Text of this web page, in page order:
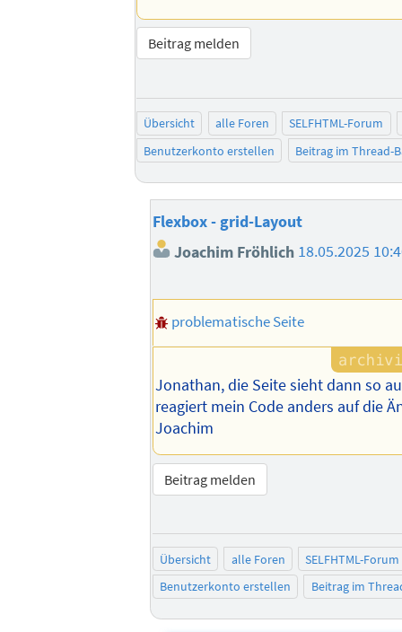
Beitrag melden
Übersicht alle Foren
SELFHTML-Forum
Benutzerkonto erstellen
Beitrag im Thread-
Flexbox - grid-Layout
Joachim Fröhlich 18.05.2025
problematische Seite
Jonathan, die Seite sieht dann so
reagiert mein Code anders auf die
Joachim
Beitrag melden
Übersicht alle Foren
SELFHTML-Forum
Benutzerkonto erstellen
Beitrag im